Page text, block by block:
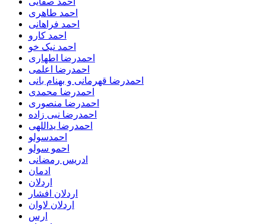
احمد طاهری
احمد فراهانی
احمد کارو
احمد نیک خو
احمدرضا اطهاری
احمدرضا اعلمی
احمدرضا قهرمانی و بهنام بانی
احمدرضا محمدی
احمدرضا منصوری
احمدرضا نبی زاده
احمدرضا یداللهی
احمدسولو
احمو سولو
ادریس رمضانی
ادمان
اردلان
اردلان افشار
اردلان لاوان
ارس